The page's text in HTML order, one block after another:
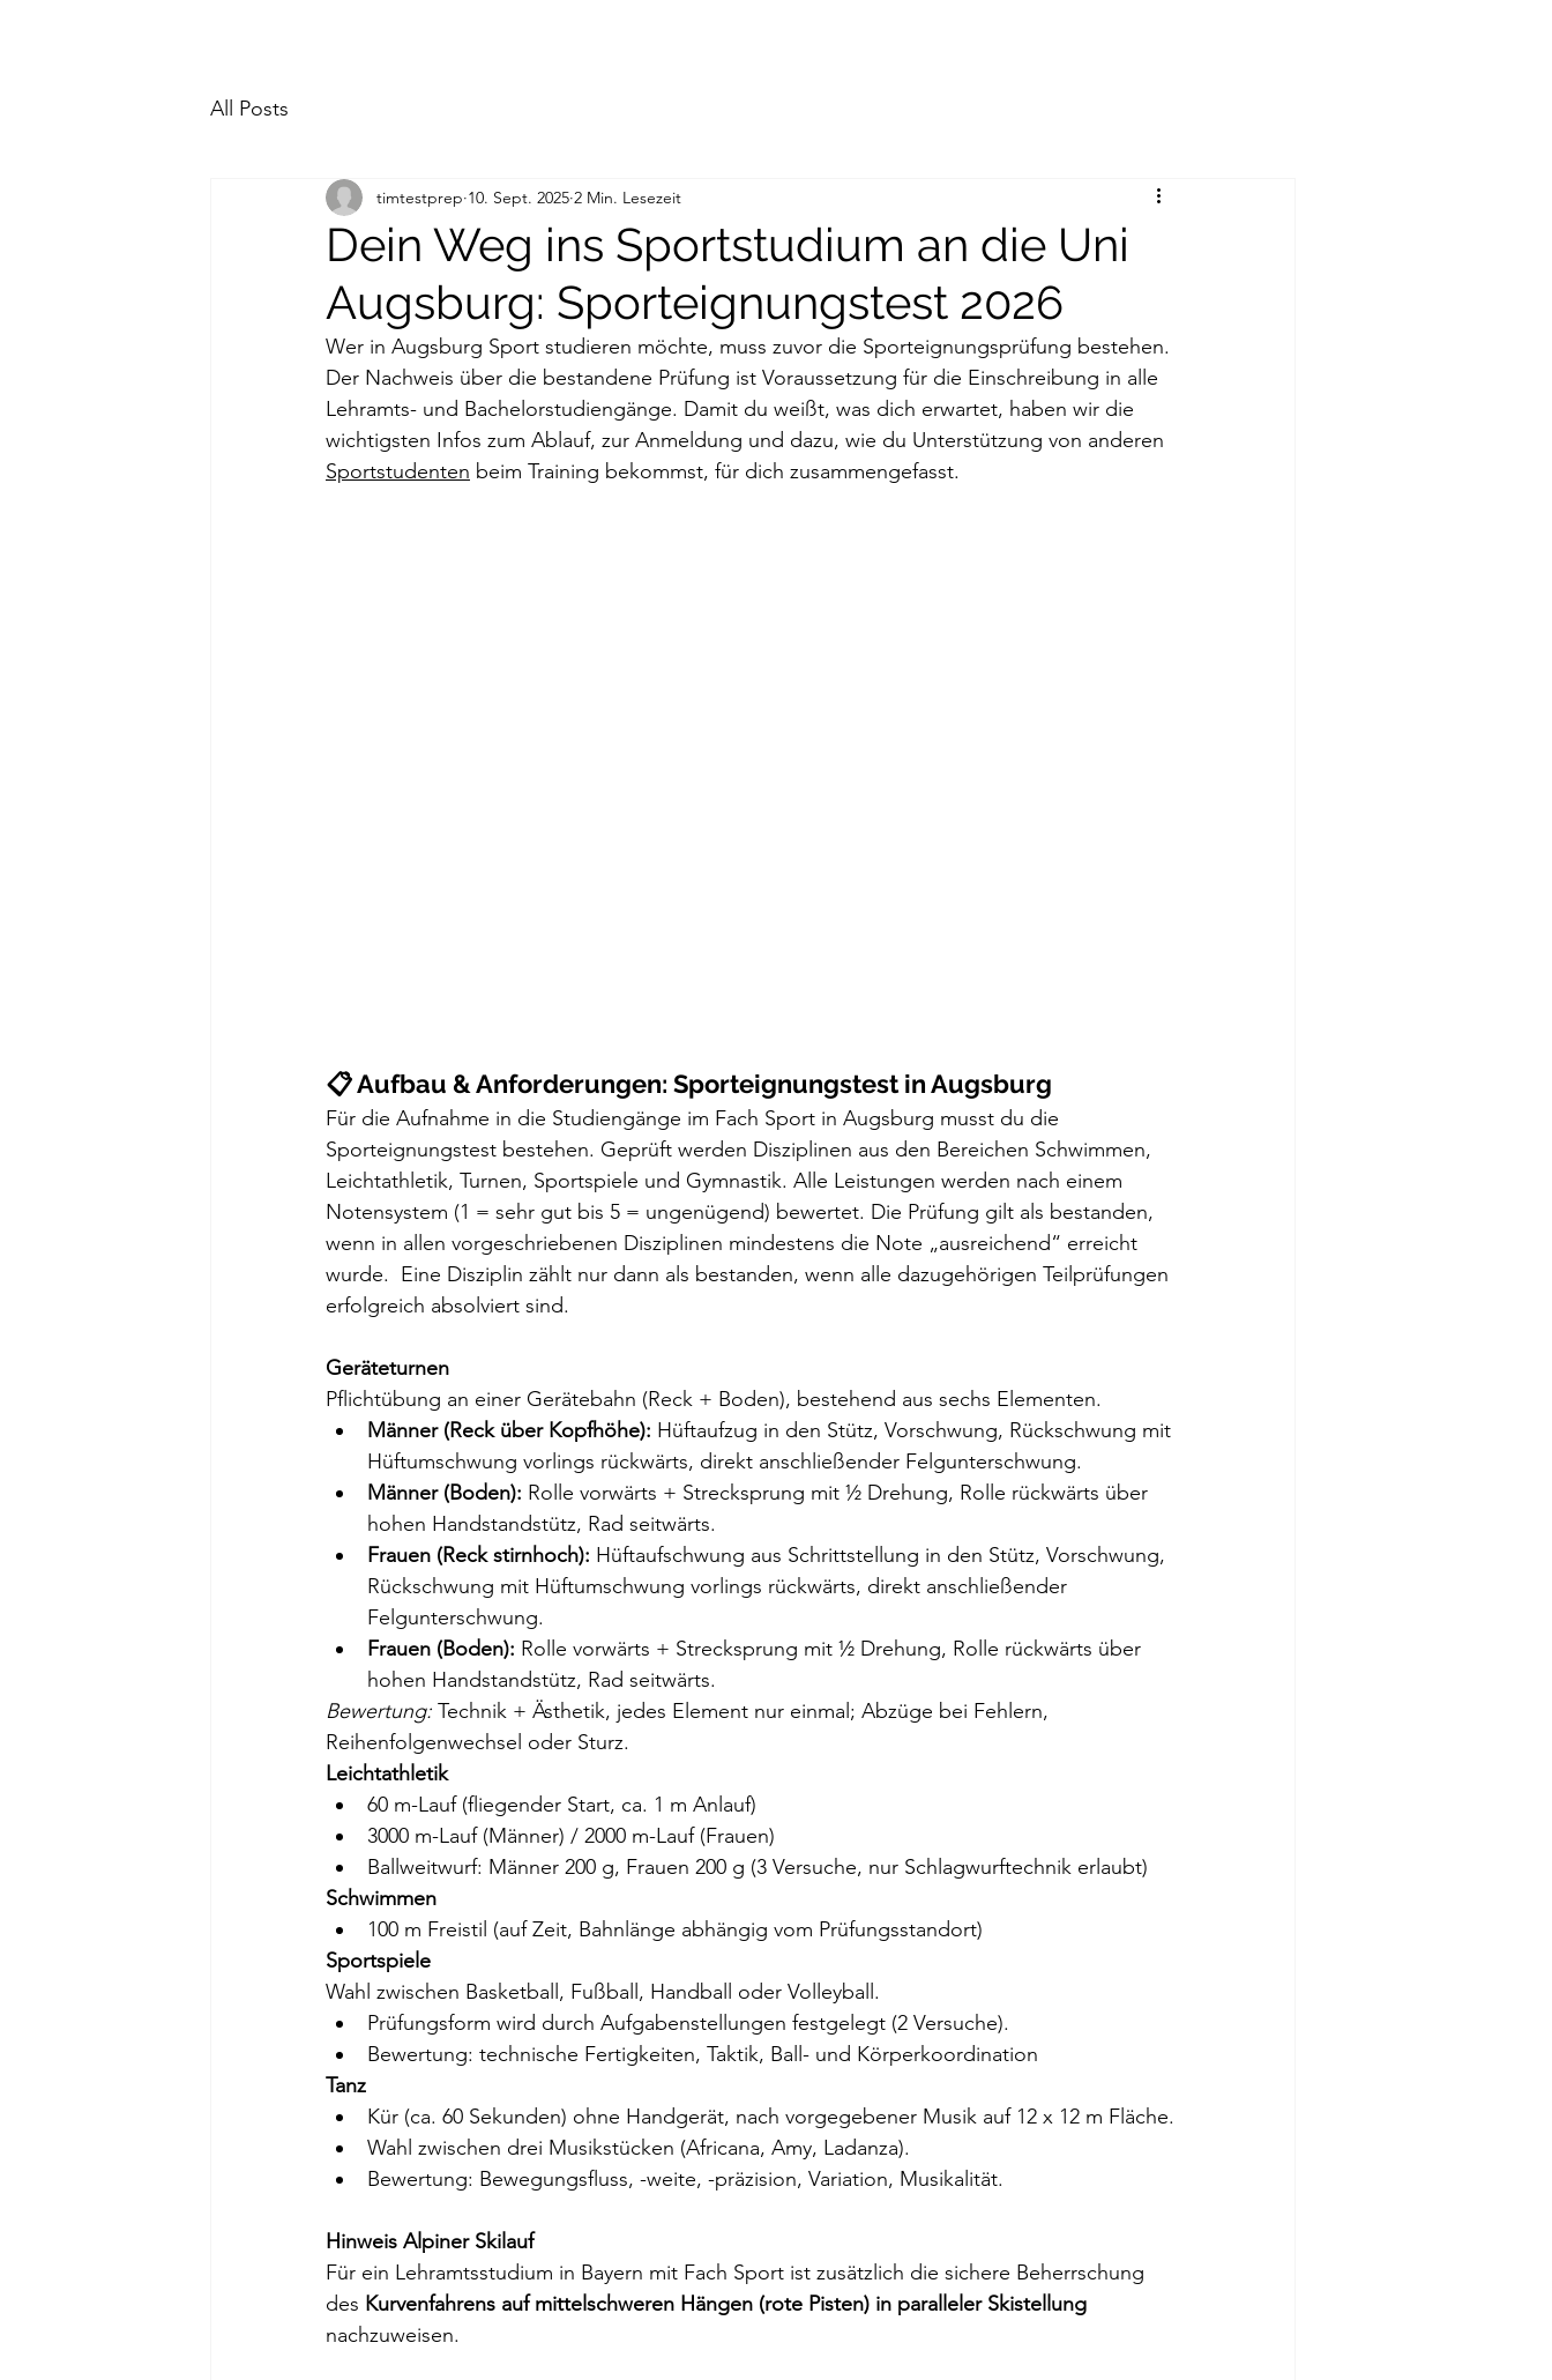
All Posts
Dein Weg ins Sportstudium an die Uni
Augsburg: Sporteignungstest 2026
timtestprep 10. Sept. 2025 2 Min. Lesezeit
Wer in Augsburg Sport studieren möchte, muss zuvor die Sporteignungsprüfung bestehen.
Der Nachweis über die bestandene Prüfung ist Voraussetzung für die Einschreibung in alle
Lehramts- und Bachelorstudiengänge. Damit du weißt, was dich erwartet, haben wir die
wichtigsten Infos zum Ablauf, zur Anmeldung und dazu, wie du Unterstützung von anderen
Sportstudenten beim Training bekommst, für dich zusammengefasst.
📋 Aufbau & Anforderungen: Sporteignungstest in Augsburg
Für die Aufnahme in die Studiengänge im Fach Sport in Augsburg musst du die
Sporteignungstest bestehen. Geprüft werden Disziplinen aus den Bereichen Schwimmen,
Leichtathletik, Turnen, Sportspiele und Gymnastik. Alle Leistungen werden nach einem
Notensystem (1 = sehr gut bis 5 = ungenügend) bewertet. Die Prüfung gilt als bestanden,
wenn in allen vorgeschriebenen Disziplinen mindestens die Note „ausreichend“ erreicht
wurde.  Eine Disziplin zählt nur dann als bestanden, wenn alle dazugehörigen Teilprüfungen
erfolgreich absolviert sind.
Geräteturnen
Pflichtübung an einer Gerätebahn (Reck + Boden), bestehend aus sechs Elementen.
Männer (Reck über Kopfhöhe): Hüftaufzug in den Stütz, Vorschwung, Rückschwung mit
Hüftumschwung vorlings rückwärts, direkt anschließender Felgunterschwung.
Männer (Boden): Rolle vorwärts + Strecksprung mit ½ Drehung, Rolle rückwärts über
hohen Handstandstütz, Rad seitwärts.
Frauen (Reck stirnhoch): Hüftaufschwung aus Schrittstellung in den Stütz, Vorschwung,
Rückschwung mit Hüftumschwung vorlings rückwärts, direkt anschließender
Felgunterschwung.
Frauen (Boden): Rolle vorwärts + Strecksprung mit ½ Drehung, Rolle rückwärts über
hohen Handstandstütz, Rad seitwärts.
Bewertung: Technik + Ästhetik, jedes Element nur einmal; Abzüge bei Fehlern,
Reihenfolgenwechsel oder Sturz.
Leichtathletik
60 m-Lauf (fliegender Start, ca. 1 m Anlauf)
3000 m-Lauf (Männer) / 2000 m-Lauf (Frauen)
Ballweitwurf: Männer 200 g, Frauen 200 g (3 Versuche, nur Schlagwurftechnik erlaubt)
Schwimmen
100 m Freistil (auf Zeit, Bahnlänge abhängig vom Prüfungsstandort)
Sportspiele
Wahl zwischen Basketball, Fußball, Handball oder Volleyball.
Prüfungsform wird durch Aufgabenstellungen festgelegt (2 Versuche).
Bewertung: technische Fertigkeiten, Taktik, Ball- und Körperkoordination
Tanz
Kür (ca. 60 Sekunden) ohne Handgerät, nach vorgegebener Musik auf 12 x 12 m Fläche.
Wahl zwischen drei Musikstücken (Africana, Amy, Ladanza).
Bewertung: Bewegungsfluss, -weite, -präzision, Variation, Musikalität.
Hinweis Alpiner Skilauf
Für ein Lehramtsstudium in Bayern mit Fach Sport ist zusätzlich die sichere Beherrschung
des Kurvenfahrens auf mittelschweren Hängen (rote Pisten) in paralleler Skistellung
nachzuweisen.